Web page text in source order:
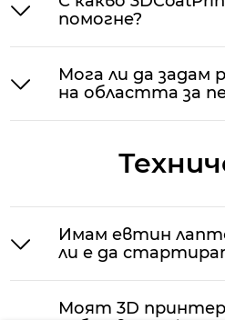
помогне?
Мога ли да задам
на областта за
Имам евтин
ли е да
Моят 3D принтер